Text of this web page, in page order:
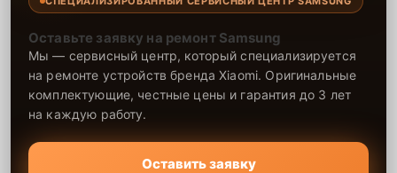
Оставьте заявку на ремонт Samsung
Мы — сервисный центр, который специализируется
на ремонте устройств бренда Xiaomi. Оригинальные
комплектующие, честные цены и гарантия до 3 лет
на каждую работу.
Оставить заявку